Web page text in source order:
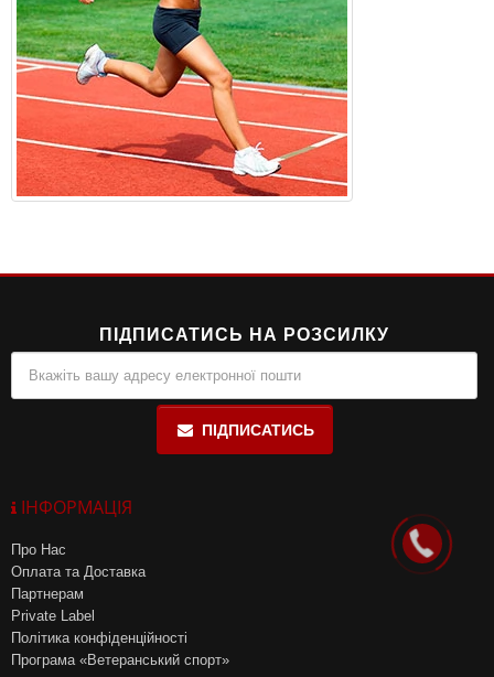
ПІДПИСАТИСЬ НА РОЗСИЛКУ
ПІДПИСАТИСЬ
ІНФОРМАЦІЯ
Про Нас
Оплата та Доставка
Партнерам
Private Label
Політика конфіденційності
Програма «Ветеранський спорт»